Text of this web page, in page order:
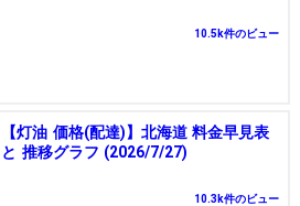
10.5k件のビュー
【灯油 価格(配達)】北海道 料金早見表
と 推移グラフ (2026/7/27)
10.3k件のビュー